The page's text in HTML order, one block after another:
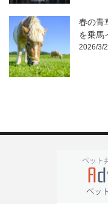
春の青
を乗馬
2026/3/